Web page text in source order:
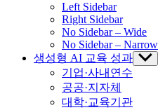
Left Sidebar
Right Sidebar
No Sidebar – Wide
No Sidebar – Narrow
생성형 AI 교육 성과 Show
sub
기업·사내연수
공공·지자체
대학·교육기관